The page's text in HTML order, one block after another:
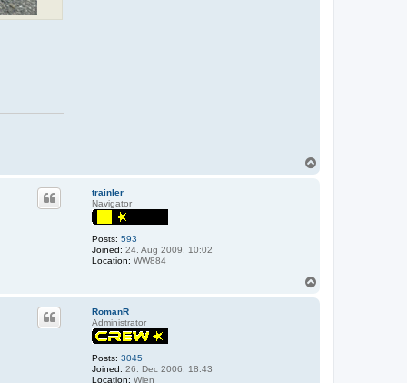
trainler
Navigator
Posts: 593
Joined: 24. Aug 2009, 10:02
Location: WW884
RomanR
Administrator
Posts: 3045
Joined: 26. Dec 2006, 18:43
Location: Wien